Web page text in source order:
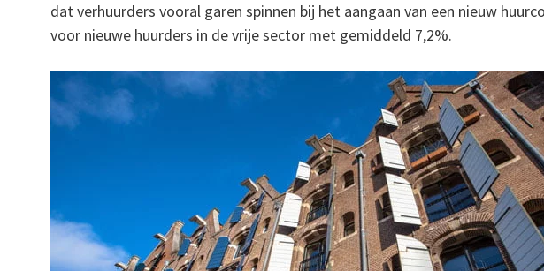
dat verhuurders vooral garen spinnen bij het aangaan van een nieuw
voor nieuwe huurders in de vrije sector met gemiddeld 7,2%.